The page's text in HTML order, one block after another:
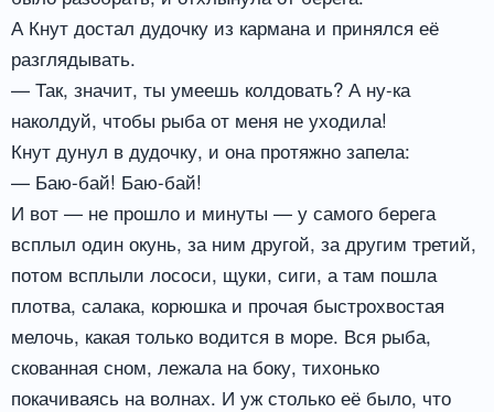
А Кнут достал дудочку из кармана и принялся её
разглядывать.
— Так, значит, ты умеешь колдовать? А ну-ка
наколдуй, чтобы рыба от меня не уходила!
Кнут дунул в дудочку, и она протяжно запела:
— Баю-бай! Баю-бай!
И вот — не прошло и минуты — у самого берега
всплыл один окунь, за ним другой, за другим третий,
потом всплыли лососи, щуки, сиги, а там пошла
плотва, салака, корюшка и прочая быстрохвостая
мелочь, какая только водится в море. Вся рыба,
скованная сном, лежала на боку, тихонько
покачиваясь на волнах. И уж столько её было, что